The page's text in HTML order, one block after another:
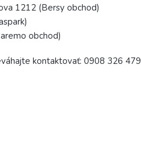
1212 (Bersy obchod)
obchod)
kontaktovať: 0908 326 479